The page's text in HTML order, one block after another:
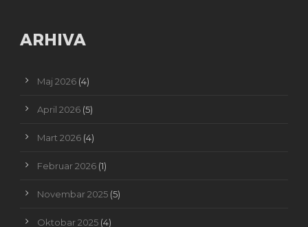
ARHIVA
Maj 2026 (4)
April 2026 (5)
Mart 2026 (4)
Februar 2026 (1)
Novembar 2025 (5)
Oktobar 2025 (4)